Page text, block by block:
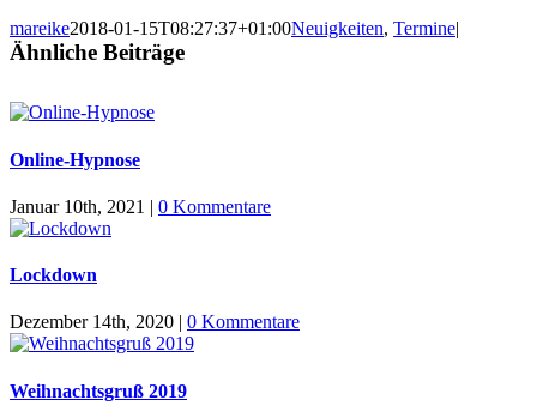
mareike2018-01-15T08:27:37+01:00Neuigkeiten, Termine|
Ähnliche Beiträge
Online-Hypnose
Januar 10th, 2021 | 0 Kommentare
Lockdown
Dezember 14th, 2020 | 0 Kommentare
Weihnachtsgruß 2019